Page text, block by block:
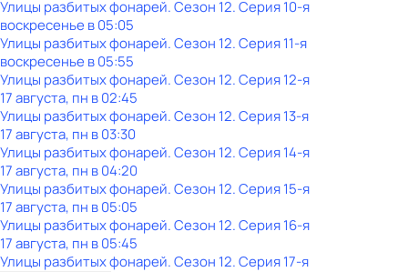
Улицы разбитых фонарей. Сезон 12. Серия 10-я
воскресенье в05:05
Улицы разбитых фонарей. Сезон 12. Серия 11-я
воскресенье в05:55
Улицы разбитых фонарей. Сезон 12. Серия 12-я
17 августа, пн в 02:45
Улицы разбитых фонарей. Сезон 12. Серия 13-я
17 августа, пн в 03:30
Улицы разбитых фонарей. Сезон 12. Серия 14-я
17 августа, пн в 04:20
Улицы разбитых фонарей. Сезон 12. Серия 15-я
17 августа, пн в 05:05
Улицы разбитых фонарей. Сезон 12. Серия 16-я
17 августа, пн в 05:45
Улицы разбитых фонарей. Сезон 12. Серия 17-я